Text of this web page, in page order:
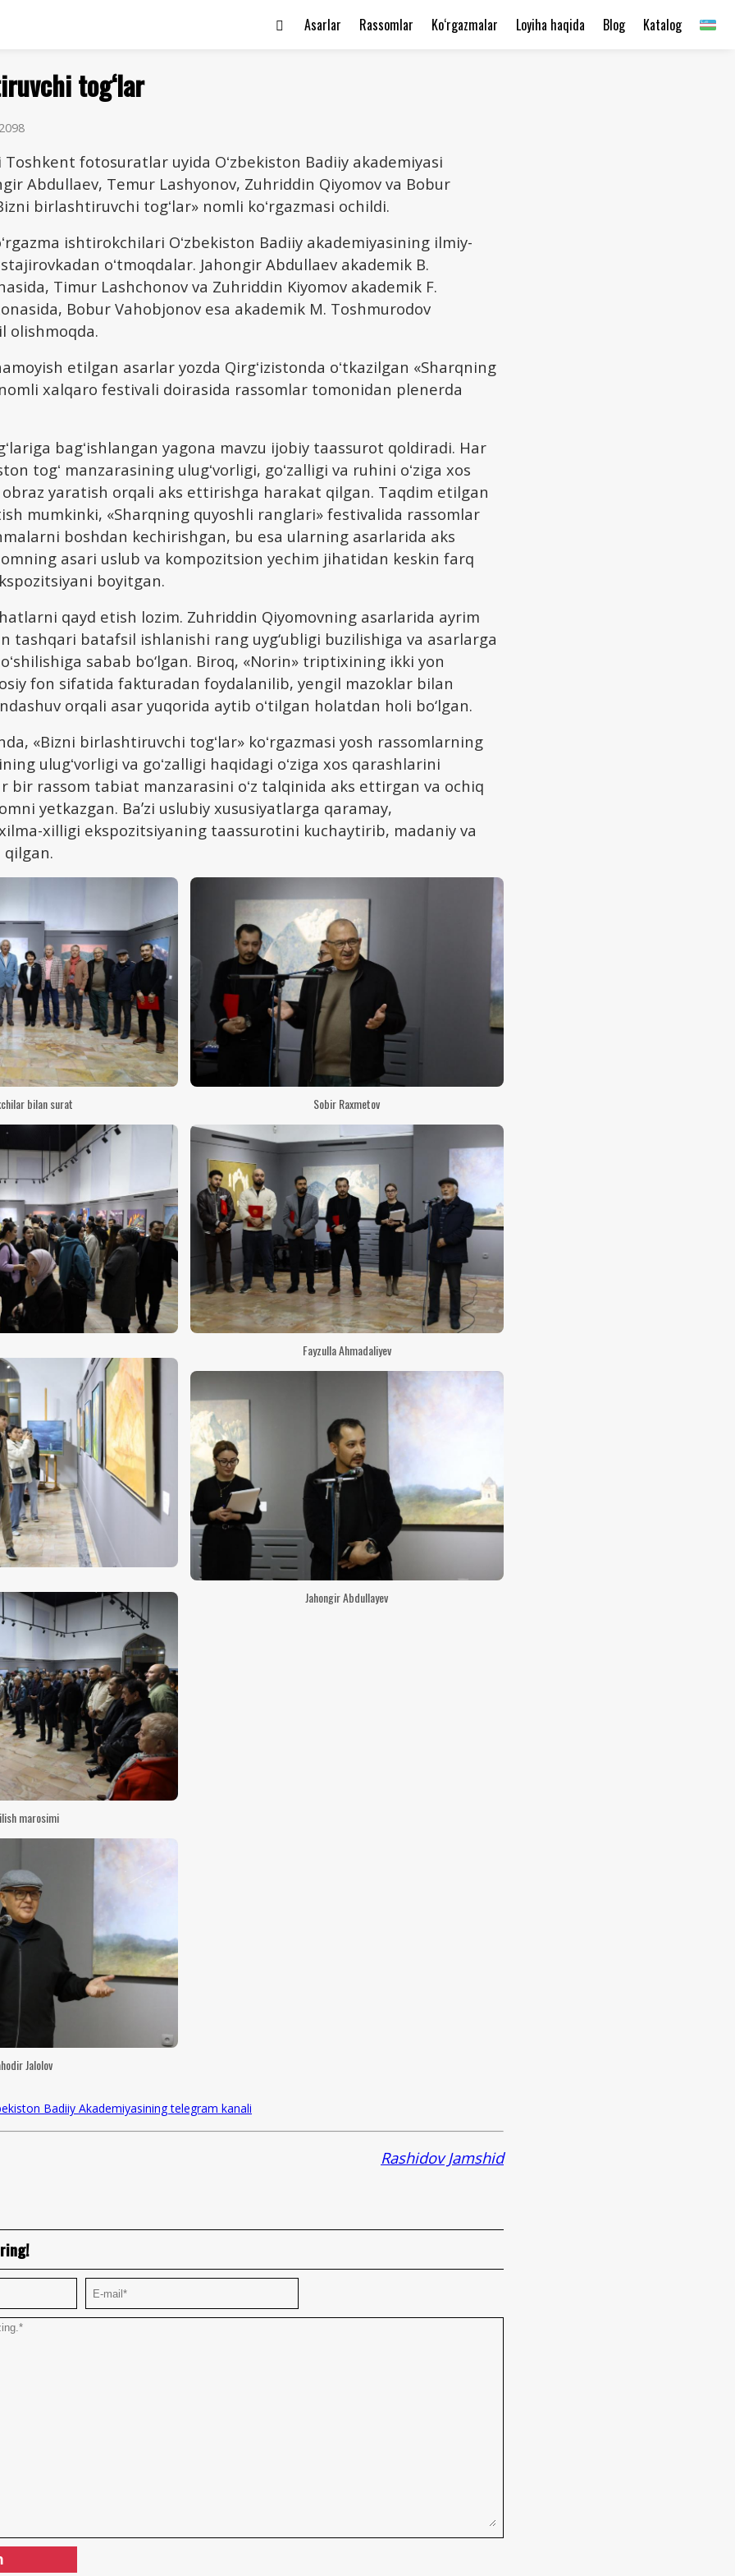
Katalog
Blog
Loyiha haqida
Ko‘rgazmalar
Rassomlar
Asarlar
tog‘lar
fotosuratlar uyida Oʻzbekiston Badiiy akademiyasi
Abdullaev, Temur Lashyonov, Zuhriddin Qiyomov va Bobur
birlashtiruvchi togʻlar» nomli koʻrgazmasi ochildi.
ishtirokchilari Oʻzbekiston Badiiy akademiyasining ilmiy-
oʻtmoqdalar. Jahongir Abdullaev akademik B.
Timur Lashchonov va Zuhriddin Kiyomov akademik F.
Bobur Vahobjonov esa akademik M. Toshmurodov
olishmoqda.
etilgan asarlar yozda Qirgʻizistonda oʻtkazilgan «Sharqning
xalqaro festivali doirasida rassomlar tomonidan plenerda
bagʻishlangan yagona mavzu ijobiy taassurot qoldiradi. Har
togʻ manzarasining ulugʻvorligi, goʻzalligi va ruhini oʻziga xos
yaratish orqali aks ettirishga harakat qilgan. Taqdim etilgan
mumkinki, «Sharqning quyoshli ranglari» festivalida rassomlar
boshdan kechirishgan, bu esa ularning asarlarida aks
asari uslub va kompozitsion yechim jihatidan keskin farq
boyitgan.
qayd etish lozim. Zuhriddin Qiyomovning asarlarida ayrim
tashqari batafsil ishlanishi rang uyg‘ubligi buzilishiga va asarlarga
sabab bo‘lgan. Biroq, «Norin» triptixining ikki yon
fon sifatida fakturadan foydalanilib, yengil mazoklar bilan
orqali asar yuqorida aytib oʻtilgan holatdan holi bo‘lgan.
«Bizni birlashtiruvchi togʻlar» koʻrgazmasi yosh rassomlarning
ulugʻvorligi va goʻzalligi haqidagi oʻziga xos qarashlarini
bir rassom tabiat manzarasini oʻz talqinida aks ettirgan va ochiq
yetkazgan. Baʼzi uslubiy xususiyatlarga qaramay,
xilligi ekspozitsiyaning taassurotini kuchaytirib, madaniy va
bilan surat
marosimi
Jalolov
Sobir Raxmetov
Fayzulla Ahmadaliyev
Jahongir Abdullayev
Badiiy Akademiyasining telegram kanali
Rashidov Jamshid